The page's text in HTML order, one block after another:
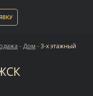
- Дом -3-х этажный